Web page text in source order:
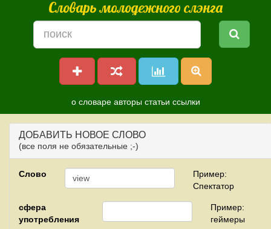
Словарь молодежного слэнга
о словаре авторы статьи ссылки
ДОБАВИТЬ НОВОЕ СЛОВО
(все поля не обязательные ;-)
Слово
Пример:
Спектатор
сфера
употребления
Пример:
геймеры